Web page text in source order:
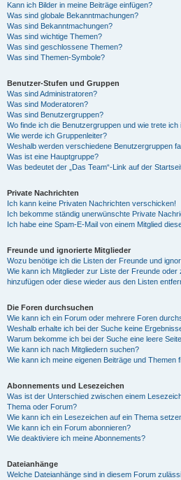
Kann ich Bilder in meine Beiträge einfügen?
Was sind globale Bekanntmachungen?
Was sind Bekanntmachungen?
Was sind wichtige Themen?
Was sind geschlossene Themen?
Was sind Themen-Symbole?
Benutzer-Stufen und Gruppen
Was sind Administratoren?
Was sind Moderatoren?
Was sind Benutzergruppen?
Wo finde ich die Benutzergruppen und wie trete ich
Wie werde ich Gruppenleiter?
Weshalb werden verschiedene Benutzergruppen
Was ist eine Hauptgruppe?
Was bedeutet der „Das Team“-Link auf der
Private Nachrichten
Ich kann keine Privaten Nachrichten verschicken!
Ich bekomme ständig unerwünschte Private
Ich habe eine Spam-E-Mail von einem Mitglied
Freunde und ignorierte Mitglieder
Wozu benötige ich die Listen der Freunde und
Wie kann ich Mitglieder zur Liste der Freunde
hinzufügen oder diese wieder aus den Listen
Die Foren durchsuchen
Wie kann ich ein Forum oder mehrere Foren
Weshalb erhalte ich bei der Suche keine
Warum bekomme ich bei der Suche eine leere
Wie kann ich nach Mitgliedern suchen?
Wie kann ich meine eigenen Beiträge und Themen
Abonnements und Lesezeichen
Was ist der Unterschied zwischen einem
Thema oder Forum?
Wie kann ich ein Lesezeichen auf ein Thema
Wie kann ich ein Forum abonnieren?
Wie deaktiviere ich meine Abonnements?
Dateianhänge
Welche Dateianhänge sind in diesem Forum